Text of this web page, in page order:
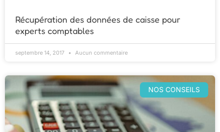
Récupération des données de caisse pour
experts comptables
septembre 14, 2017 Aucun commentaire
NOS CONSEILS